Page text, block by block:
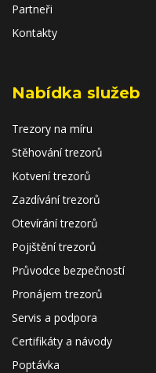
Partneři
Kontakty
Nabídka služeb
Trezory na míru
Stěhování trezorů
Kotvení trezorů
Zazdívání trezorů
Otevírání trezorů
Pojištění trezorů
Průvodce bezpečností
Pronájem trezorů
Servis a podpora
Certifikáty a návody
Poptávka